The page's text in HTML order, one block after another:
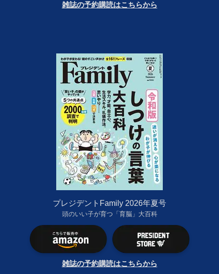
雑誌の予約購読はこちらから
プレジデントFamily 2026年夏号
頭のいい子が育つ「育脳」大百科
雑誌の予約購読はこちらから